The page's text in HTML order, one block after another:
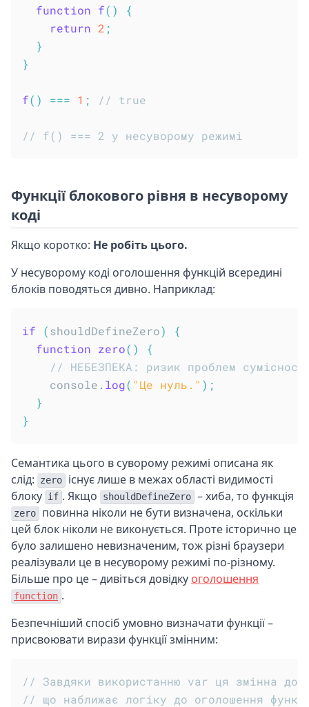
function f( )
{
return 2 ;
}
}
f( ) === 1 ; // true
// f() === 2 у несуворому режимі
Функції блокового рівня в несуворому
коді
Якщо коротко: Не робіть цього.
У несуворому коді оголошення функцій всередині
блоків поводяться дивно. Наприклад:
if (shouldDefineZero)
{
function zero( )
{
// НЕБЕЗПЕКА: ризик проблем
    console
. log( "Це нуль." ) ;
}
}
Семантика цього в суворому режимі описана як
слід:
zero
існує лише в межах області видимості
блоку if . Якщо shouldDefineZero – хиба, то функція
zero
повинна ніколи не бути визначена, оскільки
цей блок ніколи не виконується. Проте історично це
було залишено невизначеним, тож різні браузери
реалізували це в несуворому режимі по-різному.
Більше про це – дивіться довідку оголошення
function .
Безпечніший спосіб умовно визначати функції –
присвоювати вирази функції змінним:
// Завдяки використанню var ця змінна
// що наближає логіку до оголошення